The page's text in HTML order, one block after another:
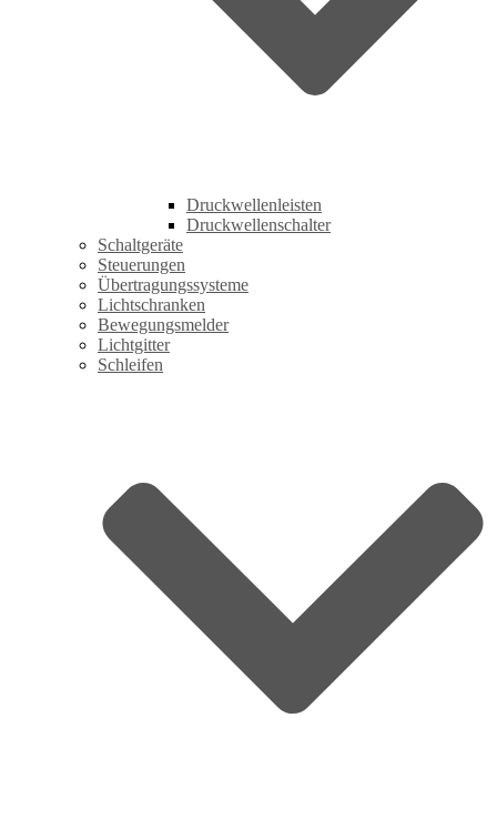
Druckwellenleisten
Druckwellenschalter
Schaltgeräte
Steuerungen
Übertragungssysteme
Lichtschranken
Bewegungsmelder
Lichtgitter
Schleifen